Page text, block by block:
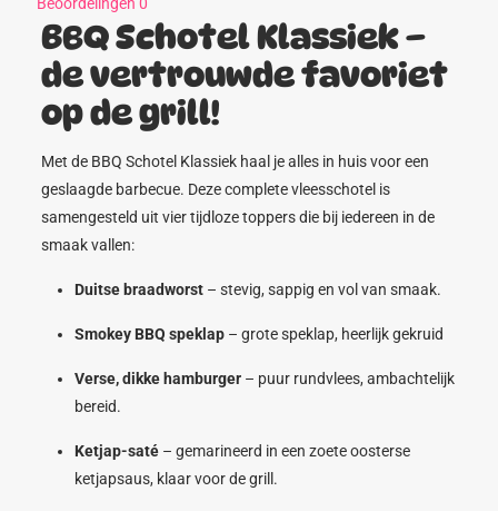
BBQ Schotel Klassiek –
de vertrouwde favoriet
op de grill!
Met de BBQ Schotel Klassiek haal je alles in huis voor een
geslaagde barbecue. Deze complete vleesschotel is
samengesteld uit vier tijdloze toppers die bij iedereen in de
smaak vallen:
Duitse braadworst– stevig, sappig en vol van smaak.
Smokey BBQ speklap– grote speklap, heerlijk gekruid
Verse, dikke hamburger– puur rundvlees, ambachtelijk
bereid.
Ketjap-saté– gemarineerd in een zoete oosterse
ketjapsaus, klaar voor de grill.